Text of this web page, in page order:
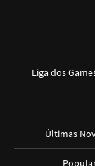
Liga dos
Últimas